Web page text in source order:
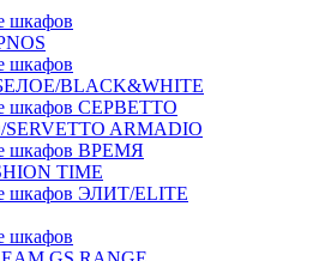
шкафов
шкафов
BLACK&WHITE
шкафов СЕРВЕТТО
ARMADIO
шкафов ВРЕМЯ
TIME
шкафов ЭЛИТ/ELITE
шкафов